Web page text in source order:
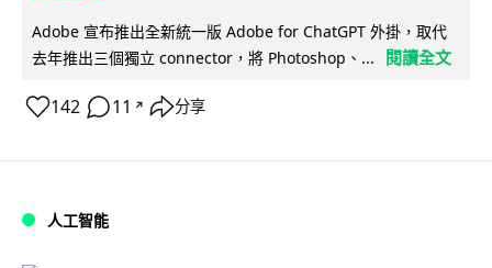
Adobe 宣布推出全新統一版 Adobe for ChatGPT 外掛，取代
去年推出三個獨立 connector，將 Photoshop、...
閱讀全文
142 11 ↗ 分享
人工智能